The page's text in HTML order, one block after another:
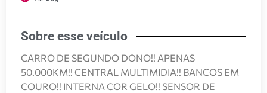
Sobre esse veículo
CARRO DE SEGUNDO DONO!! APENAS
50.000KM!! CENTRAL MULTIMIDIA!! BANCOS EM
COURO!! INTERNA COR GELO!! SENSOR DE